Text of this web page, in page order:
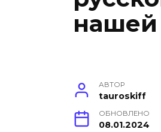
нашей
АВТОР
tauroskiff
ОБНОВЛЕНО
08.01.2024